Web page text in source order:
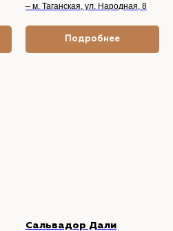
– м. Таганская, ул. Народная, 8
Подробнее
Сальвадор Дали